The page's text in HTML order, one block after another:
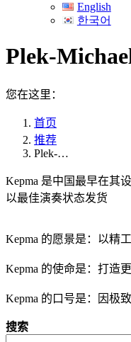
English
한국어
Plek-
您在这里：
首页
推荐
Plek-…
Kepma 是中国最早在其
以最佳演奏状态发货
Kepma 的愿景是：以精
Kepma 的使命是：打造
Kepma 的口号是：因极
搜索